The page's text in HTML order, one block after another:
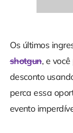
Os últimos
shotgun, e
desconto
perca essa
evento